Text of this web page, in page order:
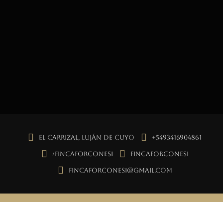
El Carrizal, Luján de Cuyo +5493416904861
/fincaforconesi fincaforconesi
fincaforconesi@gmail.com